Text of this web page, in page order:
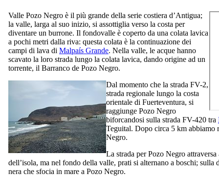
Valle Pozo Negro è il più grande della serie costiera d’Antigua;
la valle, larga al suo inizio, si assottiglia verso la costa per
diventare un burrone. Il fondovalle è coperto da una colata lavica
a pochi metri dalla riva: questa colata è la continuazione dei
campi di lava di Malpaís Grande. Nella valle, le acque hanno
scavato la loro strada lungo la colata lavica, dando origine ad un
torrente, il Barranco de Pozo Negro.
Dal momento che la strada FV-2,
strada regionale lungo la costa
orientale di Fuerteventura, si
raggiunge Pozo Negro
biforcandosi sulla strada FV-420 tra
Teguital. Dopo circa 5 km
Negro.
La strada perPozo Negro
dell’isola, ma nel fondo della valle, prati si alternano a boschi; sulla
nera che sfocia in mare a Pozo Negro.